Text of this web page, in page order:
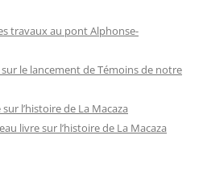
travaux au pont Alphonse-
le lancement de Témoins de notre
l’histoire de La Macaza
livre sur l’histoire de La Macaza